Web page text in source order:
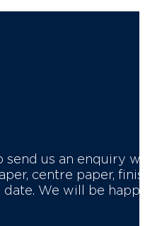
send us an enquiry
centre paper,
date. We will be